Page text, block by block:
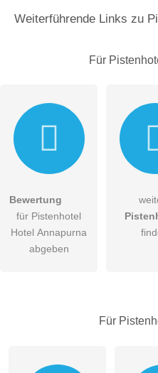
E-Mail-Adresse (wird nicht
Hiermit akzeptiere ich
DieDatenschutzerklärung
Besucher sichtbar.
Weiterführende Links zu
Für
Bewertung
für Pistenhotel
Hotel Annapurna
abgeben
Für